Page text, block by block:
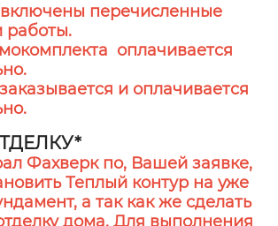
включены перечисленные
работы.
оплачивается
и оплачивается
Фахверк по, Вашей заявке,
Теплый контур на уже
а так как же сделать
дома. Для выполнения